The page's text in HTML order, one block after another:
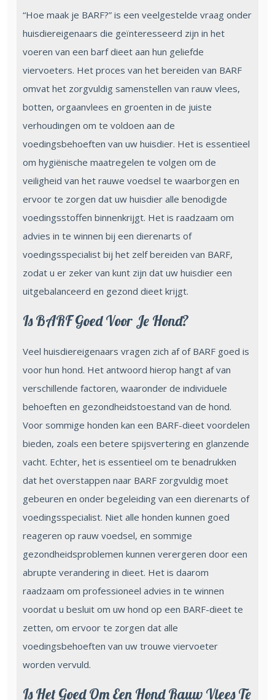
“Hoe maak je BARF?” is een veelgestelde vraag onder
huisdiereigenaars die geïnteresseerd zijn in het
voeren van een barf dieet aan hun geliefde
viervoeters. Het proces van het bereiden van BARF
omvat het zorgvuldig samenstellen van rauw vlees,
botten, orgaanvlees en groenten in de juiste
verhoudingen om te voldoen aan de
voedingsbehoeften van uw huisdier. Het is essentieel
om hygiënische maatregelen te volgen om de
veiligheid van het rauwe voedsel te waarborgen en
ervoor te zorgen dat uw huisdier alle benodigde
voedingsstoffen binnenkrijgt. Het is raadzaam om
advies in te winnen bij een dierenarts of
voedingsspecialist bij het zelf bereiden van BARF,
zodat u er zeker van kunt zijn dat uw huisdier een
uitgebalanceerd en gezond dieet krijgt.
Is BARF Goed Voor Je Hond?
Veel huisdiereigenaars vragen zich af of BARF goed is
voor hun hond. Het antwoord hierop hangt af van
verschillende factoren, waaronder de individuele
behoeften en gezondheidstoestand van de hond.
Voor sommige honden kan een BARF-dieet voordelen
bieden, zoals een betere spijsvertering en glanzende
vacht. Echter, het is essentieel om te benadrukken
dat het overstappen naar BARF zorgvuldig moet
gebeuren en onder begeleiding van een dierenarts of
voedingsspecialist. Niet alle honden kunnen goed
reageren op rauw voedsel, en sommige
gezondheidsproblemen kunnen verergeren door een
abrupte verandering in dieet. Het is daarom
raadzaam om professioneel advies in te winnen
voordat u besluit om uw hond op een BARF-dieet te
zetten, om ervoor te zorgen dat alle
voedingsbehoeften van uw trouwe viervoeter
worden vervuld.
Is Het Goed Om Een Hond Rauw Vlees Te